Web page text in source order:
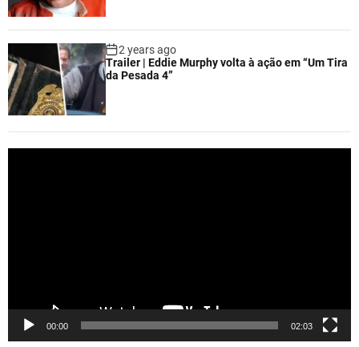
2 years ago
Trailer | Eddie Murphy volta à ação em “Um Tira
da Pesada 4”
00:00 02:03